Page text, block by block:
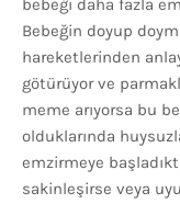
bebeği daha fazla
Bebeğin doyup
hareketlerinden
götürüyor ve
meme arıyorsa bu
olduklarında
emzirmeye
sakinleşirse veya